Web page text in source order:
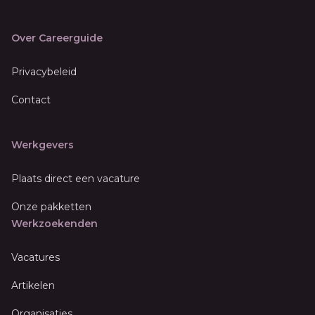
Over Careerguide
Privacybeleid
Contact
Werkgevers
Plaats direct een vacature
Onze pakketten
Werkzoekenden
Vacatures
Artikelen